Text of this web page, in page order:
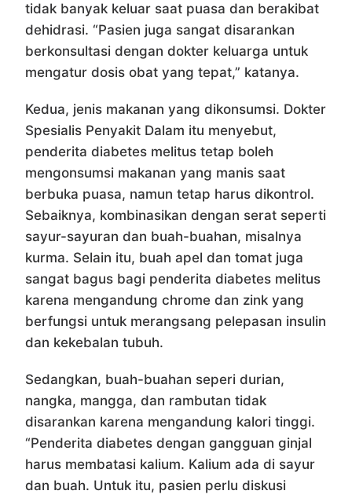
tidak banyak keluar saat puasa dan berakibat
dehidrasi. “Pasien juga sangat disarankan
berkonsultasi dengan dokter keluarga untuk
mengatur dosis obat yang tepat,” katanya.
Kedua, jenis makanan yang dikonsumsi. Dokter
Spesialis Penyakit Dalam itu menyebut,
penderita diabetes melitus tetap boleh
mengonsumsi makanan yang manis saat
berbuka puasa, namun tetap harus dikontrol.
Sebaiknya, kombinasikan dengan serat seperti
sayur-sayuran dan buah-buahan, misalnya
kurma. Selain itu, buah apel dan tomat juga
sangat bagus bagi penderita diabetes melitus
karena mengandung chrome dan zink yang
berfungsi untuk merangsang pelepasan insulin
dan kekebalan tubuh.
Sedangkan, buah-buahan seperi durian,
nangka, mangga, dan rambutan tidak
disarankan karena mengandung kalori tinggi.
“Penderita diabetes dengan gangguan ginjal
harus membatasi kalium. Kalium ada di sayur
dan buah. Untuk itu, pasien perlu diskusi